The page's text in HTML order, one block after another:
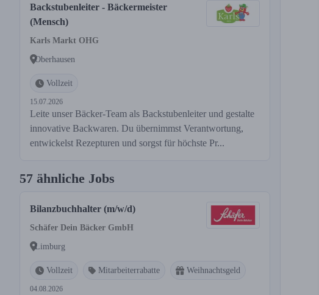
Backstubenleiter - Bäckermeister
(Mensch)
Karls Markt OHG
Oberhausen
Vollzeit
15.07.2026
Leite unser Bäcker-Team als Backstubenleiter und gestalte
innovative Backwaren. Du übernimmst Verantwortung,
entwickelst Rezepturen und sorgst für höchste Pr...
57 ähnliche Jobs
Bilanzbuchhalter (m/w/d)
Schäfer Dein Bäcker GmbH
Limburg
Vollzeit Mitarbeiterrabatte Weihnachtsgeld
04.08.2026